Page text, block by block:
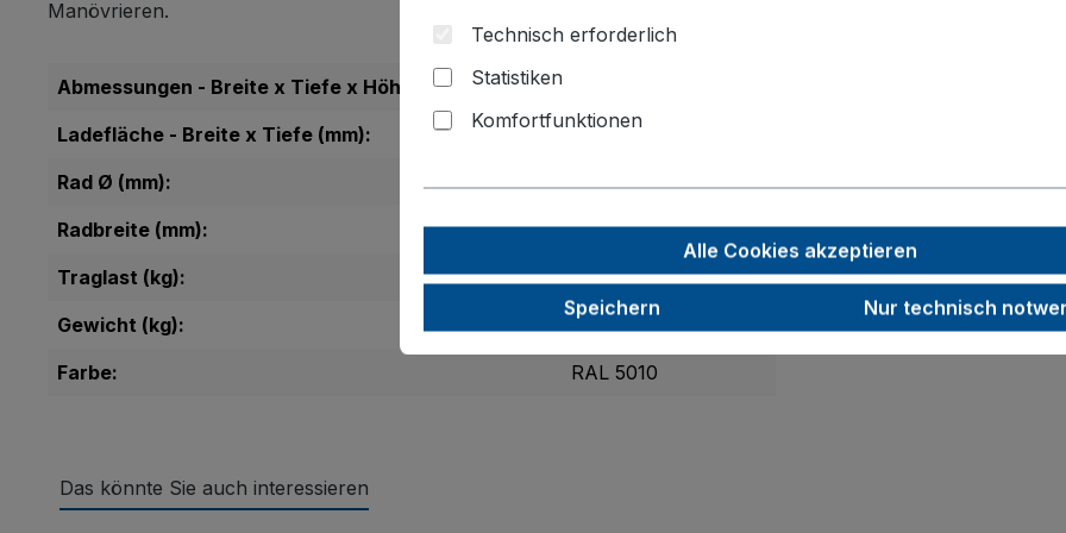
Manövrieren.
Abmessungen - Breite x Tiefe x Höhe (mm):
Ladefläche - Breite x Tiefe (mm):
1995 x 765
Rad Ø (mm):
200
Radbreite (mm):
50
Traglast (kg):
1000
Gewicht (kg):
80,5
Farbe:
RAL 5010
Das könnte Sie auch interessieren
Technisch erforderlich
Statistiken
Komfortfunktionen
Alle Cookies akzeptieren
Speichern Nur technisch